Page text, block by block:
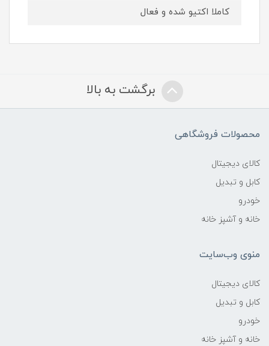
کاملا اکتیو شده و فعال
برگشت به بالا
محصولات فروشگاهی
کالای دیجیتال
کابل و تبدیل
خودرو
خانه و آشپز خانه
منوی وب‌سایت
کالای دیجیتال
کابل و تبدیل
خودرو
خانه و آشپز خانه